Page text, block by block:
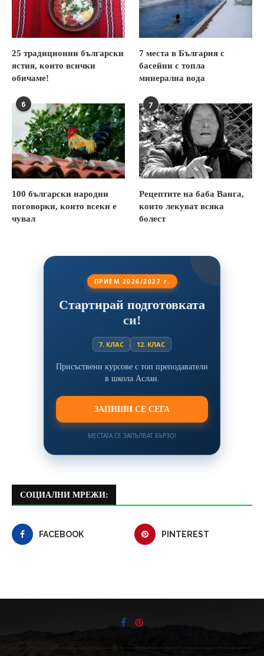
25 традиционни български
ястия, които всички
обичаме!
7 места в България с
басейни с топла
минерална вода
6
100 български народни
поговорки, които всеки е
чувал
7
Рецептите на баба Ванга,
които лекуват всяка
болест
ПРИЕМ 2026/2027 г.
Стартирай подготовката
си!
7. КЛАС 12. КЛАС
Присъствени курсове с топ преподаватели
в школа Аслан.
ЗАПИШИ СЕ СЕГА
МЕСТАТА СЕ ЗАПЪЛВАТ БЪРЗО!
СОЦИАЛНИ МРЕЖИ:
FACEBOOK PINTEREST